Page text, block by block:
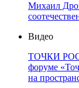
Михаил
Видео
ТОЧКИ
форуме
на